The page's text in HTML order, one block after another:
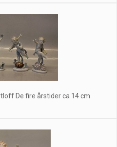
De fire årstider ca 14 cm